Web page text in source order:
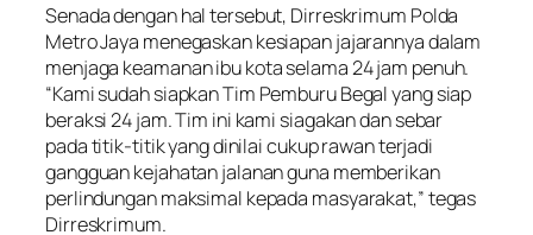
Senada dengan hal tersebut, Dirreskrimum Polda
Metro Jaya menegaskan kesiapan jajarannya dalam
menjaga keamanan ibu kota selama 24 jam penuh.
“Kami sudah siapkan Tim Pemburu Begal yang siap
beraksi 24 jam. Tim ini kami siagakan dan sebar
pada titik-titik yang dinilai cukup rawan terjadi
gangguan kejahatan jalanan guna memberikan
perlindungan maksimal kepada masyarakat,” tegas
Dirreskrimum.